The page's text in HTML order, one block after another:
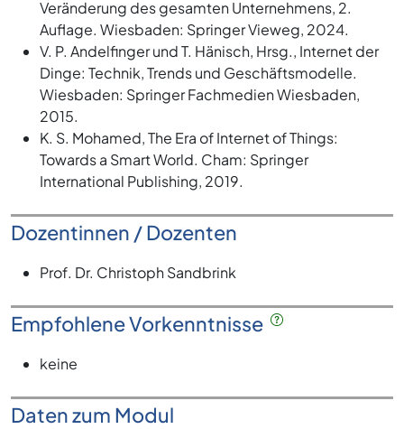
Veränderung des gesamten Unternehmens, 2.
Auflage. Wiesbaden: Springer Vieweg, 2024.
V. P. Andelfinger und T. Hänisch, Hrsg., Internet der
Dinge: Technik, Trends und Geschäftsmodelle.
Wiesbaden: Springer Fachmedien Wiesbaden,
2015.
K. S. Mohamed, The Era of Internet of Things:
Towards a Smart World. Cham: Springer
International Publishing, 2019.
Dozentinnen / Dozenten
Prof. Dr. Christoph Sandbrink
Empfohlene Vorkenntnisse
keine
Daten zum Modul